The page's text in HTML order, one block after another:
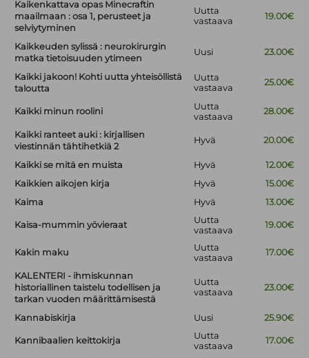
Kaikenkattava opas Minecraftin
maailmaan : osa 1, perusteet ja
selviytyminen
Uutta
vastaava
19.00€
Kaikkeuden sylissä : neurokirurgin
matka tietoisuuden ytimeen
Uusi 23.00€
Kaikki jakoon! Kohti uutta yhteisöllistä
taloutta
Uutta
vastaava
25.00€
Kaikki minun roolini
Uutta
vastaava
28.00€
Kaikki ranteet auki : kirjallisen
viestinnän tähtihetkiä 2
Hyvä 20.00€
Kaikki se mitä en muista Hyvä
12.00€
Kaikkien aikojen kirja
Hyvä
15.00€
Kaima
Hyvä 13.00€
Kaisa-mummin yövieraat
Uutta
vastaava
19.00€
Kakin maku
Uutta
vastaava
17.00€
KALENTERI - ihmiskunnan
historiallinen taistelu todellisen ja
tarkan vuoden määrittämisestä
Uutta
vastaava
23.00€
Kannabiskirja Uusi 25.90€
Kannibaalien keittokirja
Uutta
vastaava
17.00€